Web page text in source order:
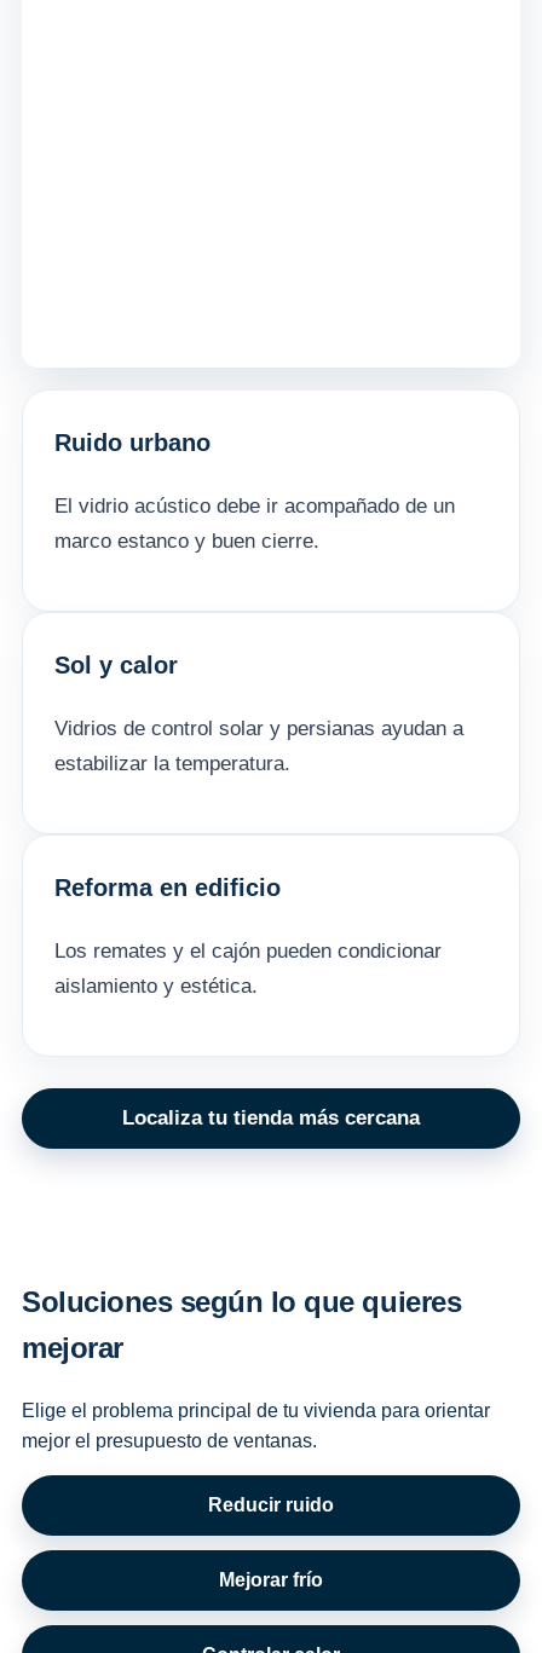
Ruido urbano
El vidrio acústico debe ir acompañado de un
marco estanco y buen cierre.
Sol y calor
Vidrios de control solar y persianas ayudan a
estabilizar la temperatura.
Reforma en edificio
Los remates y el cajón pueden condicionar
aislamiento y estética.
Localiza tu tienda más cercana
Soluciones según lo que quieres
mejorar
Elige el problema principal de tu vivienda para orientar
mejor el presupuesto de ventanas.
Reducir ruido
Mejorar frío